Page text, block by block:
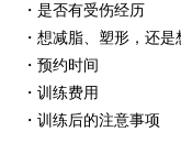
・是否有受伤经历
・想减脂、塑形，还
・预约时间
・训练费用
・训练后的注意事项